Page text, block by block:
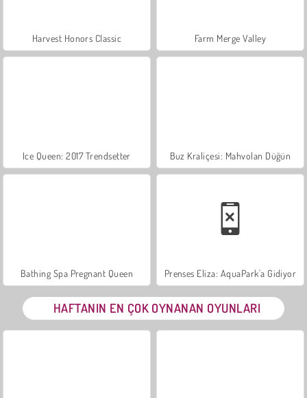
Harvest Honors Classic Farm Merge Valley
Ice Queen: 2017 Trendsetter Buz Kraliçesi: Mahvolan Düğün
Bathing Spa Pregnant Queen Prenses Eliza: AquaPark'a Gidiyor
HAFTANIN EN ÇOK OYNANAN OYUNLARI